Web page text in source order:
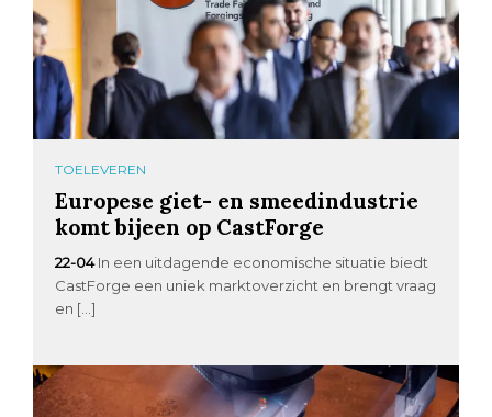
TOELEVEREN
Europese giet- en smeedindustrie
komt bijeen op CastForge
22-04 In een uitdagende economische situatie biedt
CastForge een uniek marktoverzicht en brengt vraag
en […]